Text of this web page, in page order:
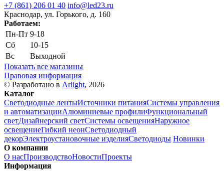
+7 (861) 206 01 40 info@led23.ru
Краснодар, ул. Горького, д. 160
Работаем:
Пн-Пт 9-18
Сб
10-15
Вс
Выходной
Показать все магазины
Правовая информация
© Разработано в Arlight, 2026
Каталог
Светодиодные лентыИсточники питанияСистемы управления
и автоматизацииАлюминиевые профилиФункциональный
светДизайнерский светСистемы освещенияНаружное
освещениеГибкий неонСветодиодный
декорЭлектроустановочные изделияСветодиоды Новинки
О компании
О насПроизводствоНовостиПроекты
Информация